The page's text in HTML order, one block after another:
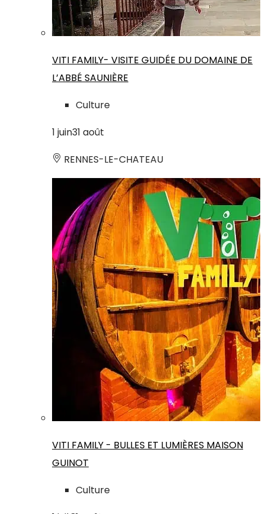
VITI FAMILY- VISITE GUIDÉE DU DOMAINE DE
L’ABBÉ SAUNIÈRE
Culture
1 juin31 août
RENNES-LE-CHATEAU
VITI FAMILY - BULLES ET LUMIÈRES MAISON
GUINOT
Culture